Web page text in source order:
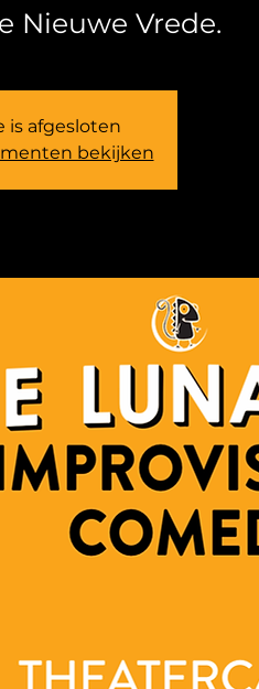
Nieuwe Vrede.
is afgesloten
bekijken